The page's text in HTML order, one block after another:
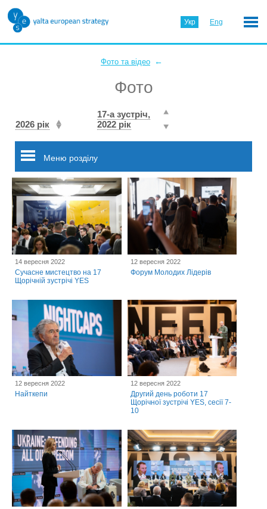
Укр Eng
Фото та відео ←
Фото
2026 рік
17-а зустріч,
2022 рік
Меню розділу
14 вересня 2022
Cучасне мистецтво на 17
Щорічній зустрічі YES
12 вересня 2022
Форум Молодих Лідерів
12 вересня 2022
Найткепи
12 вересня 2022
Другий день роботи 17
Щорічної зустрічі YES, сесії 7-
10